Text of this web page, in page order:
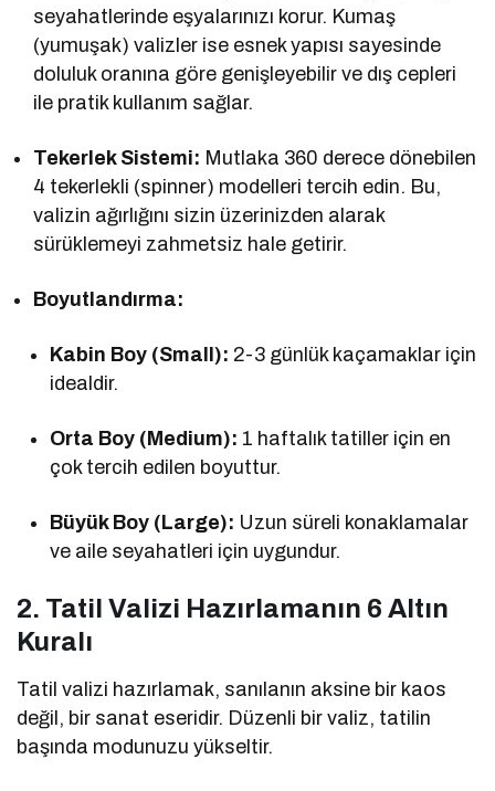
seyahatlerinde eşyalarınızı korur. Kumaş
(yumuşak) valizler ise esnek yapısı sayesinde
doluluk oranına göre genişleyebilir ve dış cepleri
ile pratik kullanım sağlar.
Tekerlek Sistemi: Mutlaka 360 derece dönebilen
4 tekerlekli (spinner) modelleri tercih edin. Bu,
valizin ağırlığını sizin üzerinizden alarak
sürüklemeyi zahmetsiz hale getirir.
Boyutlandırma:
Kabin Boy (Small): 2-3 günlük kaçamaklar için
idealdir.
Orta Boy (Medium): 1 haftalık tatiller için en
çok tercih edilen boyuttur.
Büyük Boy (Large): Uzun süreli konaklamalar
ve aile seyahatleri için uygundur.
2. Tatil Valizi Hazırlamanın 6 Altın
Kuralı
Tatil valizi hazırlamak, sanılanın aksine bir kaos
değil, bir sanat eseridir. Düzenli bir valiz, tatilin
başında modunuzu yükseltir.